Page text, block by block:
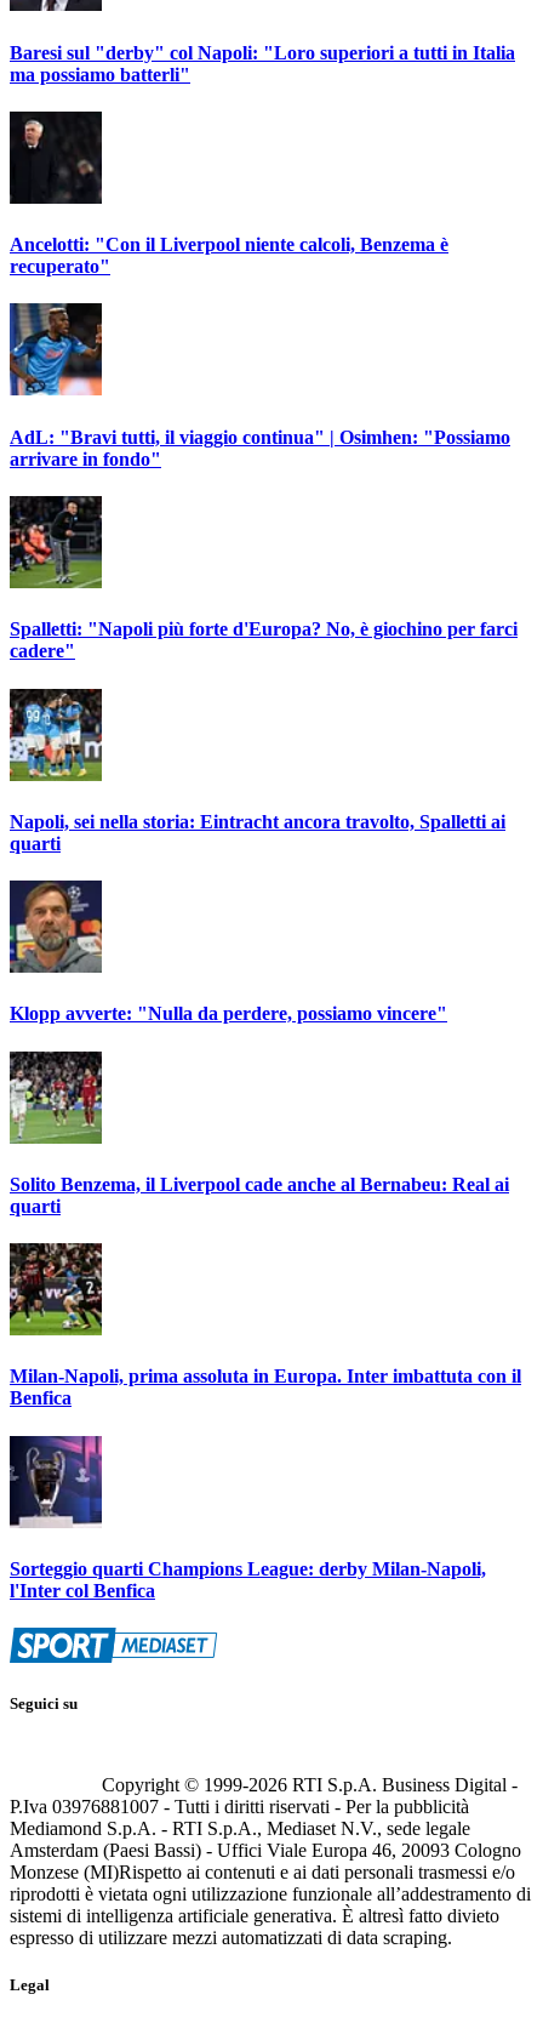
Baresi sul "derby" col Napoli: "Loro superiori a tutti in Italia
ma possiamo batterli"
Ancelotti: "Con il Liverpool niente calcoli, Benzema è
recuperato"
AdL: "Bravi tutti, il viaggio continua" | Osimhen: "Possiamo
arrivare in fondo"
Spalletti: "Napoli più forte d'Europa? No, è giochino per farci
cadere"
Napoli, sei nella storia: Eintracht ancora travolto, Spalletti ai
quarti
Klopp avverte: "Nulla da perdere, possiamo vincere"
Solito Benzema, il Liverpool cade anche al Bernabeu: Real ai
quarti
Milan-Napoli, prima assoluta in Europa. Inter imbattuta con il
Benfica
Sorteggio quarti Champions League: derby Milan-Napoli,
l'Inter col Benfica
Seguici su
Copyright © 1999-2026 RTI S.p.A. Business Digital -
P.Iva 03976881007 - Tutti i diritti riservati - Per la pubblicità
Mediamond S.p.A. - RTI S.p.A., Mediaset N.V., sede legale
Amsterdam (Paesi Bassi) - Uffici Viale Europa 46, 20093 Cologno
Monzese (MI)Rispetto ai contenuti e ai dati personali trasmessi e/o
riprodotti è vietata ogni utilizzazione funzionale all’addestramento di
sistemi di intelligenza artificiale generativa. È altresì fatto divieto
espresso di utilizzare mezzi automatizzati di data scraping.
Legal